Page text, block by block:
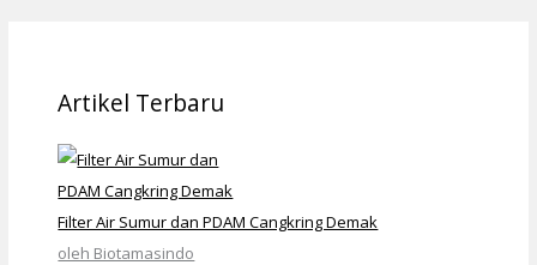
Artikel Terbaru
Filter Air Sumur dan PDAM Cangkring Demak
oleh Biotamasindo